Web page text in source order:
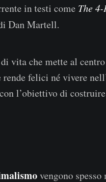
in testi come The
Dan Martell.
vita che mette al
felici né vivere
l’obiettivo di
vengono